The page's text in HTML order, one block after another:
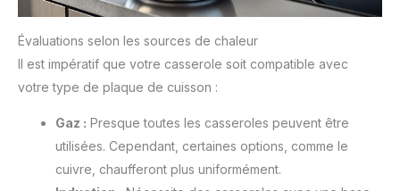
Évaluations selon les sources de chaleur
Il est impératif que votre casserole soit compatible avec
votre type de plaque de cuisson :
Gaz : Presque toutes les casseroles peuvent être
utilisées. Cependant, certaines options, comme le
cuivre, chaufferont plus uniformément.